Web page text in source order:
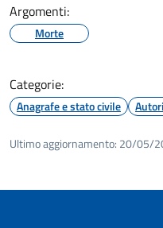
Argomenti:
Morte
Categorie:
Anagrafe e stato civile
Ultimo aggiornamento: 20/05/